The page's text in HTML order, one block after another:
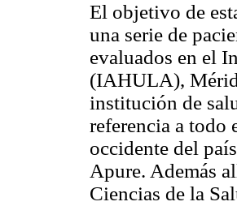
El objetivo de
una serie de
evaluados en el
(IAHULA),
institución de
referencia a todo
occidente del
Apure. Además
Ciencias de la